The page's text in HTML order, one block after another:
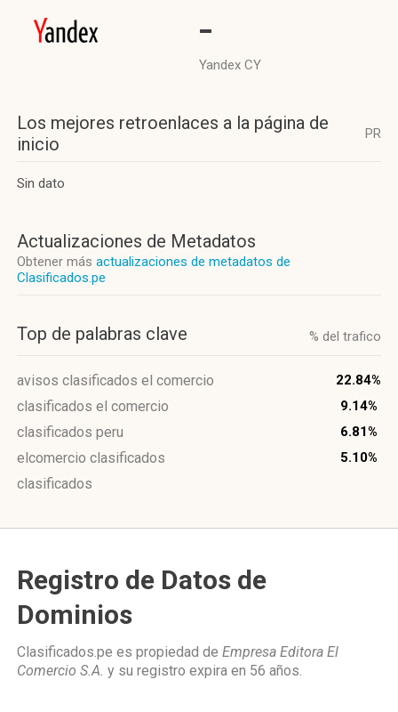
-
Yandex CY
Los mejores retroenlaces a la página de
inicio
PR
Sin dato
Actualizaciones de Metadatos
Obtener más actualizaciones de metadatos de
Clasificados.pe
Top de palabras clave % del trafico
avisos clasificados el comercio 22.84%
clasificados el comercio 9.14%
clasificados peru 6.81%
elcomercio clasificados 5.10%
clasificados
Registro de Datos de
Dominios
Clasificados.pe es propiedad de Empresa Editora El
Comercio S.A. y su registro expira en 56 años.